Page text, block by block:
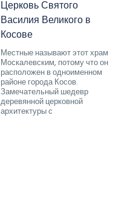
Церковь Святого
Василия Великого в
Косове
Местные называют этот храм
Москалевским, потому что он
расположен в одноименном
районе города Косов.
Замечательный шедевр
деревянной церковной
архитектуры с